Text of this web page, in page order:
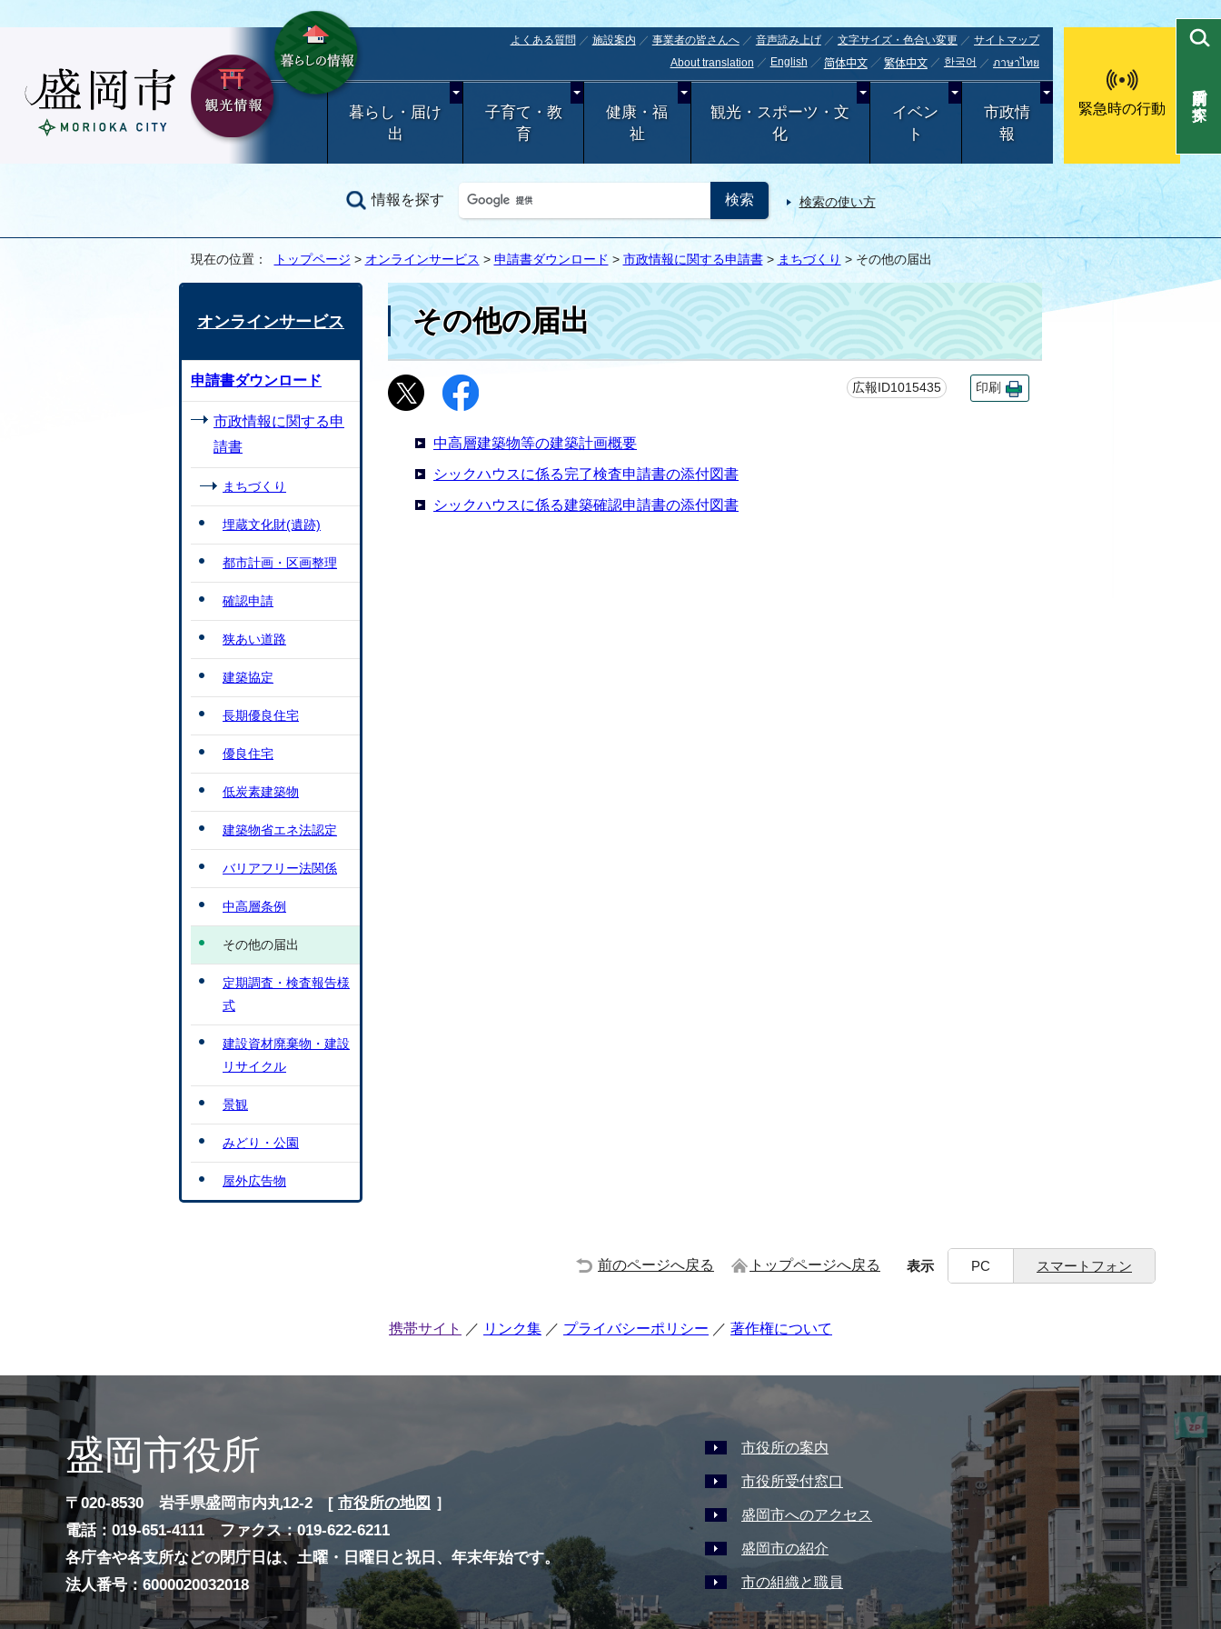
よくある質問 施設案内 事業者の皆さんへ 音声読み上げ 文字サイズ・色合い変更
サイトマップ
About translation
English 简体中文 繁体中文 한국어 ภาษาไทย
暮らし・届け
出
子育て・教
育
健康・福
祉
観光・スポーツ・文
化
イベン
ト
市政情
報
緊急時の行動
情報を探す 検索の使い方
目的別で探す
現在の位置： トップページ > オンラインサービス > 申請書ダウンロード > 市政情報に関する申請書> まちづくり > その他の届出
その他の届出
広報ID1015435 印刷
中高層建築物等の建築計画概要
シックハウスに係る完了検査申請書の添付図書
シックハウスに係る建築確認申請書の添付図書
オンラインサービス
申請書ダウンロード
市政情報に関する申
請書
まちづくり
埋蔵文化財(遺跡)
都市計画・区画整理
確認申請
狭あい道路
建築協定
長期優良住宅
優良住宅
低炭素建築物
建築物省エネ法認定
バリアフリー法関係
中高層条例
その他の届出
定期調査・検査報告様
式
建設資材廃棄物・建設
リサイクル
景観
みどり・公園
屋外広告物
前のページへ戻る トップページへ戻る 表示 PC スマートフォン
携帯サイト リンク集 プライバシーポリシー 著作権について
盛岡市役所
〒020-8530 岩手県盛岡市内丸12-2 [ 市役所の地図 ］
電話：019-651-4111 ファクス：019-622-6211
各庁舎や各支所などの閉庁日は、土曜・日曜日と祝日、年末年始です。
法人番号：6000020032018
市役所の案内
市役所受付窓口
盛岡市へのアクセス
盛岡市の紹介
市の組織と職員